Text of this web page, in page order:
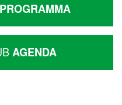
PROGRAMMA
AGENDA